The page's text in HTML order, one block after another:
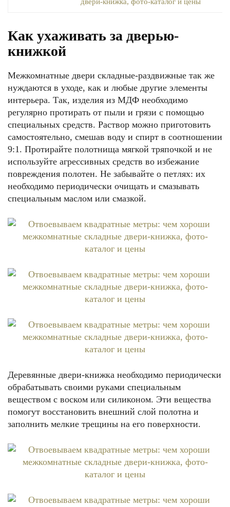
Как ухаживать за дверью-
книжкой
Межкомнатные двери складные-раздвижные так же
нуждаются в уходе, как и любые другие элементы
интерьера. Так, изделия из МДФ необходимо
регулярно протирать от пыли и грязи с помощью
специальных средств. Раствор можно приготовить
самостоятельно, смешав воду и спирт в соотношении
9:1. Протирайте полотнища мягкой тряпочкой и не
используйте агрессивных средств во избежание
повреждения полотен. Не забывайте о петлях: их
необходимо периодически очищать и смазывать
специальным маслом или смазкой.
Деревянные двери-книжка необходимо периодически
обрабатывать своими руками специальным
веществом с воском или силиконом. Эти вещества
помогут восстановить внешний слой полотна и
заполнить мелкие трещины на его поверхности.